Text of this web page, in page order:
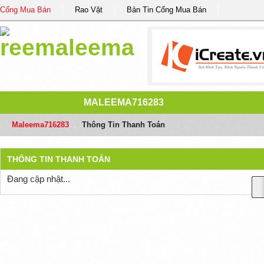
Cổng Mua Bán Rao Vặt Bản Tin Cổng Mua Bán
MALEEMA716283
Maleema716283 Thông Tin Thanh Toán
THÔNG TIN THANH TOÁN
Đang cập nhật...